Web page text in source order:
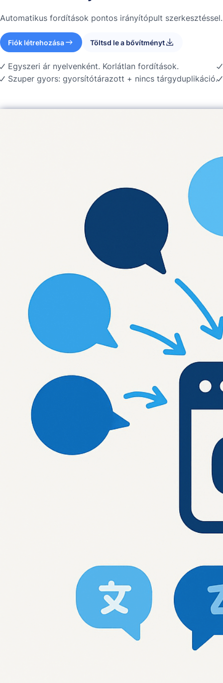
Automatikus fordítások pontos irányítópult
Fiók létrehozása Töltsd le a bővítményt
Egyszeri ár nyelvenként. Korlátlan fordítások.
Szuper gyors: gyorsítótárazott + nincs tárgyduplikáció.